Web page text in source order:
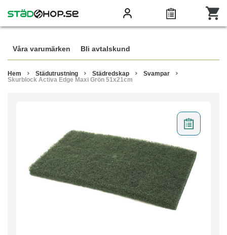
Våra varumärken Bli avtalskund
Hem Städutrustning Städredskap
Svampar
Skurblock Activa Edge Maxi Grön 51x21cm